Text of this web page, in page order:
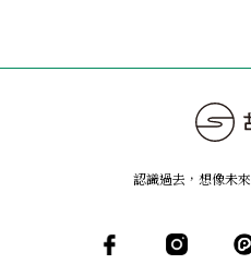
認識過去，想像未來